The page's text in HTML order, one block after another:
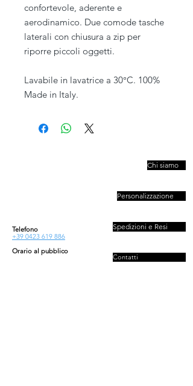
confortevole, aderente e
aerodinamico. Due comode tasche
laterali con chiusura a zip per
riporre piccoli oggetti.
Lavabile in lavatrice a 30°C. 100%
Made in Italy.
Telefono
+39 0423 619 886
Orario al pubblico
Chi siamo
Personalizzazione
Spedizioni e Resi
Contatti